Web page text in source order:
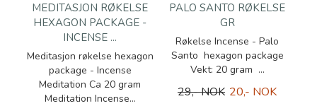
MEDITASJON RØKELSE
HEXAGON PACKAGE -
INCENSE ...
Meditasjon røkelse hexagon
package - Incense
Meditation Ca 20 gram
Meditation Incense...
PALO SANTO RØKELSE
GR
Røkelse Incense - Palo
Santo hexagon package
Vekt: 20 gram ...
29,- NOK 20,- NOK